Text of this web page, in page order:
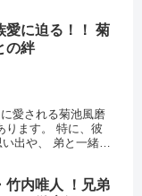
愛に迫る！！ 菊
の絆
愛される菊池風磨
ります。 特に、彼
出や、 弟と一緒に
竹内唯人 ！兄弟